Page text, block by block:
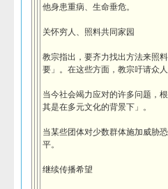
他身患重病、生命垂危。
关怀穷人、照料共同家园
教宗指出，要齐力找出方法来照
要」。在这些方面，教宗吁请众
当今社会竭力应对的许多问题，
其是在多元文化的背景下」。
当某些团体对少数群体施加威胁
平。
继续传播希望